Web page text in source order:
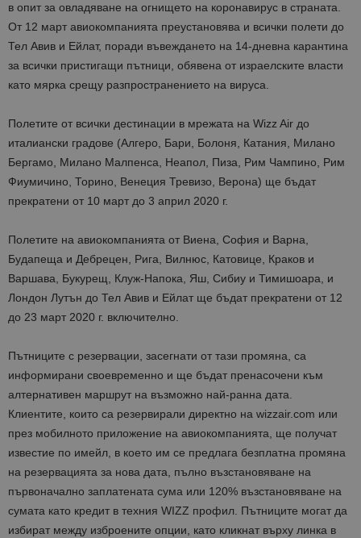
в опит за овладяване на огнището на коронавирус в страната.
От 12 март авиокомпанията преустановява и всички полети до
Тел Авив и Ейлат, поради въвеждането на 14-дневна карантина
за всички пристигащи пътници, обявена от израелските власти
като мярка срещу разпространението на вируса.
Полетите от всички дестинации в мрежата на Wizz Air до
италиански градове (Алгеро, Бари, Болоня, Катания, Милано
Бергамо, Милано Малпенса, Неапол, Пиза, Рим Чампино, Рим
Фиумичино, Торино, Венеция Тревизо, Верона) ще бъдат
прекратени от 10 март до 3 април 2020 г.
Полетите на авиокомпанията от Виена, София и Варна,
Будапеща и Дебрецен, Рига, Вилнюс, Катовице, Краков и
Варшава, Букурещ, Клуж-Напока, Яш, Сибиу и Тимишоара, и
Лондон Лутън до Тел Авив и Ейлат ще бъдат прекратени от 12
до 23 март 2020 г. включително.
Пътниците с резервации, засегнати от тази промяна, са
информирани своевременно и ще бъдат пренасочени към
алтернативен маршрут на възможно най-ранна дата.
Клиентите, които са резервирали директно на wizzair.com или
през мобилното приложение на авиокомпанията, ще получат
известие по имейл, в което им се предлага безплатна промяна
на резервацията за нова дата, пълно възстановяване на
първоначално заплатената сума или 120% възстановяване на
сумата като кредит в техния WIZZ профил. Пътниците могат да
избират между изброените опции, като кликнат върху линка в